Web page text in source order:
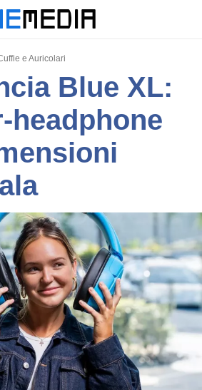
e Auricolari
Blue XL:
headphone